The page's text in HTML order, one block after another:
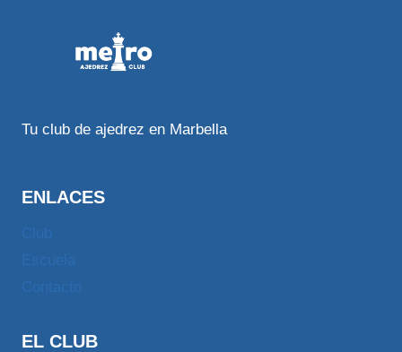
Tu club de ajedrez en Marbella
ENLACES
EL CLUB